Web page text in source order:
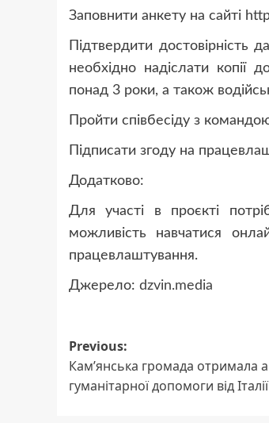
Заповнити анкету на сайті
Підтвердити достовірність
необхідно надіслати копії
понад 3 роки, а також
Пройти співбесіду з
Підписати згоду на
Додатково:
Для участі в проєкті
можливість навчатися
працевлаштування.
Джерело: dzvin.media
Post
navigation
Previous:
Кам’янська громада отримала
гуманітарної допомоги від Італії